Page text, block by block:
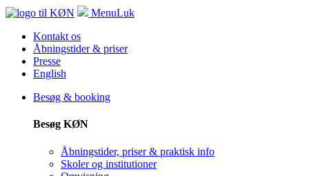
MenuLuk
Kontakt os
Åbningstider & priser
Presse
English
Besøg & booking
Besøg KØN
Åbningstider, priser & praktisk info
Skoler og institutioner